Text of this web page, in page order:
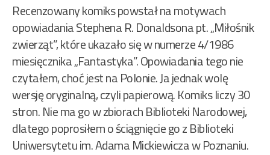
Recenzowany komiks powstał na motywach
opowiadania Stephena R. Donaldsona pt. „Miłośnik
zwierząt”, które ukazało się w numerze 4/1986
miesięcznika „Fantastyka”. Opowiadania tego nie
czytałem, choć jest na Polonie. Ja jednak wolę
wersję oryginalną, czyli papierową. Komiks liczy 30
stron. Nie ma go w zbiorach Biblioteki Narodowej,
dlatego poprosiłem o ściągnięcie go z Biblioteki
Uniwersytetu im. Adama Mickiewicza w Poznaniu.